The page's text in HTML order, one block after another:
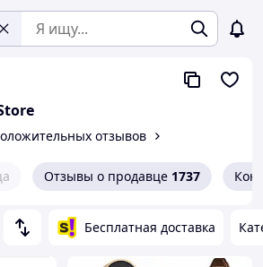
отзывов
Отзывы о продавце 1737
Бесплатная доставка